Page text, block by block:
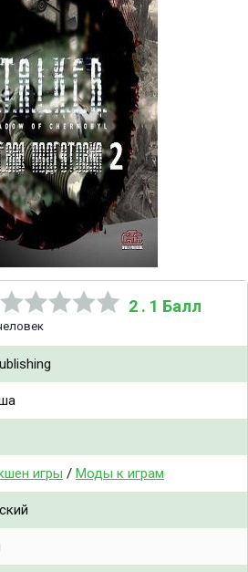
2 . 1 Балл
игры / Моды к играм